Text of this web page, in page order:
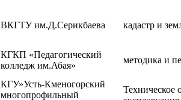
ВКГТУ им.Д.Серикбаева кадастр и
КГКП «Педагогический
колледж им.Абая»
методика и
КГУ»Усть-Кменогорский
многопрофильный
Техническое